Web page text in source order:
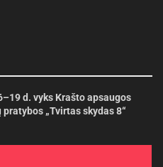
d. vyks Krašto apsaugos
„Tvirtas skydas 8“